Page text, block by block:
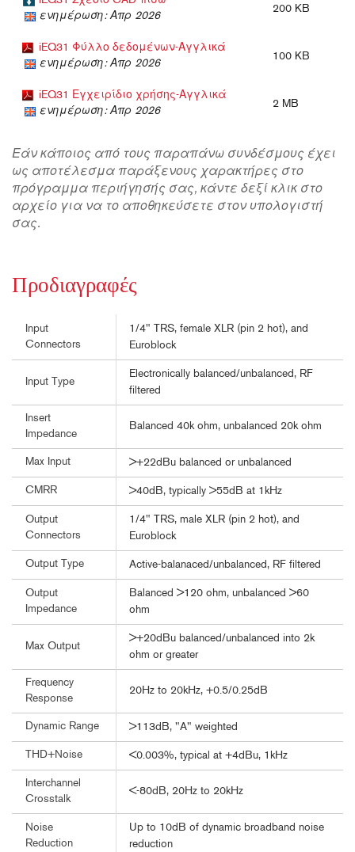
ενημέρωση: Απρ 2026
200 KB
iEQ31 Φύλλο δεδομένων-Αγγλικά
ενημέρωση: Απρ 2026
100 KB
iEQ31 Εγχειρίδιο χρήσης-Αγγλικά
ενημέρωση: Απρ 2026
2 MB
Εάν κάποιος από τους παραπάνω συνδέσμους έχει
ως αποτέλεσμα παράξενους χαρακτήρες στο
πρόγραμμα περιήγησής σας, κάντε δεξί κλικ στο
αρχείο για να το αποθηκεύσετε στον υπολογιστή
σας.
Προδιαγραφές
Input
Connectors
1/4" TRS, female XLR (pin 2 hot), and
Euroblock
Input Type
Electronically balanced/unbalanced, RF
filtered
Insert
Impedance
Balanced 40k ohm, unbalanced 20k ohm
Max Input >+22dBu balanced or unbalanced
CMRR >40dB, typically >55dB at 1kHz
Output
Connectors
1/4" TRS, male XLR (pin 2 hot), and
Euroblock
Output Type Active-balanaced/unbalanced, RF filtered
Output
Impedance
Balanced >120 ohm, unbalanced >60
ohm
Max Output
>+20dBu balanced/unbalanced into 2k
ohm or greater
Frequency
Response
20Hz to 20kHz, +0.5/0.25dB
Dynamic Range >113dB, "A" weighted
THD+Noise <0.003%, typical at +4dBu, 1kHz
Interchannel
Crosstalk
<-80dB, 20Hz to 20kHz
Noise
Reduction
Up to 10dB of dynamic broadband noise
reduction